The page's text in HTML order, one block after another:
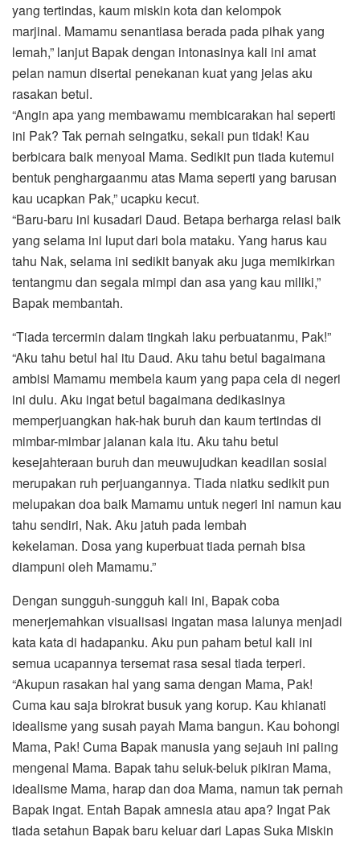
yang tertindas, kaum miskin kota dan kelompok
marjinal. Mamamu senantiasa berada pada pihak yang
lemah,” lanjut Bapak dengan intonasinya kali ini amat
pelan namun disertai penekanan kuat yang jelas aku
rasakan betul.
“Angin apa yang membawamu membicarakan hal seperti
ini Pak? Tak pernah seingatku, sekali pun tidak! Kau
berbicara baik menyoal Mama. Sedikit pun tiada kutemui
bentuk penghargaanmu atas Mama seperti yang barusan
kau ucapkan Pak,” ucapku kecut.
“Baru-baru ini kusadari Daud. Betapa berharga relasi baik
yang selama ini luput dari bola mataku. Yang harus kau
tahu Nak, selama ini sedikit banyak aku juga memikirkan
tentangmu dan segala mimpi dan asa yang kau miliki,”
Bapak membantah.
“Tiada tercermin dalam tingkah laku perbuatanmu, Pak!”
“Aku tahu betul hal itu Daud. Aku tahu betul bagaimana
ambisi Mamamu membela kaum yang papa cela di negeri
ini dulu. Aku ingat betul bagaimana dedikasinya
memperjuangkan hak-hak buruh dan kaum tertindas di
mimbar-mimbar jalanan kala itu. Aku tahu betul
kesejahteraan buruh dan meuwujudkan keadilan sosial
merupakan ruh perjuangannya. Tiada niatku sedikit pun
melupakan doa baik Mamamu untuk negeri ini namun kau
tahu sendiri, Nak. Aku jatuh pada lembah
kekelaman. Dosa yang kuperbuat tiada pernah bisa
diampuni oleh Mamamu.”
Dengan sungguh-sungguh kali ini, Bapak coba
menerjemahkan visualisasi ingatan masa lalunya menjadi
kata kata di hadapanku. Aku pun paham betul kali ini
semua ucapannya tersemat rasa sesal tiada terperi.
“Akupun rasakan hal yang sama dengan Mama, Pak!
Cuma kau saja birokrat busuk yang korup. Kau khianati
idealisme yang susah payah Mama bangun. Kau bohongi
Mama, Pak! Cuma Bapak manusia yang sejauh ini paling
mengenal Mama. Bapak tahu seluk-beluk pikiran Mama,
idealisme Mama, harap dan doa Mama, namun tak pernah
Bapak ingat. Entah Bapak amnesia atau apa? Ingat Pak
tiada setahun Bapak baru keluar dari Lapas Suka Miskin